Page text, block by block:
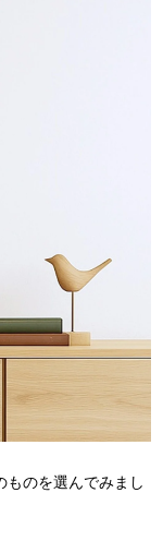
ものを選んでみまし